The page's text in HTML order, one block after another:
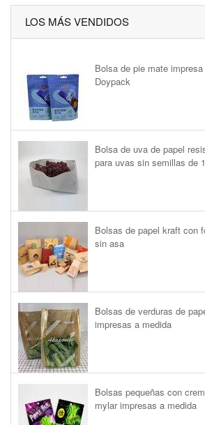
LOS MÁS VENDIDOS
Bolsa de pie mate
Doypack
Bolsa de uva de papel
para uvas sin semillas de
Bolsas de papel kraft con
sin asa
Bolsas de verduras de
impresas a medida
Bolsas pequeñas con
mylar impresas a medida